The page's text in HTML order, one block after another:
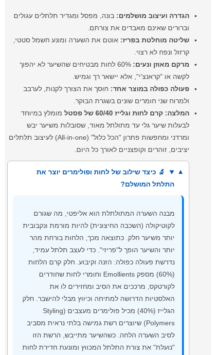
הגדרה ועיצוב מושלמים: בונה, מפסל ומגדיר תלתלים עגולים
וברורים שאינם מאבדים את צורתם.
שליטה מוחלטת בפריז: אוטם את השערה ומונע חשמל סטטי,
קרזול ונפח לא רצוי.
מרקם מאוזן ונעים:
60% לחות מבטיחים שהשיער לא יהפוך
לקשה או "קראנצ'י", אלא יישאר רך וגמיש.
פעולה כפולה במוצר אחד: חוסך את הצורך לקנות, לערבב
ולמרוח שני חומרים שונים בשגרת הבוקר.
המלצה:קרם לחות וגלייז 60/40 של פסטל
מומלץ במיוחד
לבעלות שיער גלי עד מתולתל מאוד, שסובלות משיער יבש
ומרדני ומחפשות פתרון "הכל כלול" (All-in-one) לעיצוב תלתלים
יציבים, זוהרים וקופצניים לאורך כל היום.
🔬 כיצד שילוב של לחות ופולימרים יוצר את
התלתל המושלם?
מבנה השערה המתולתלת הוא אליפטי, מה שגורם
לקוטיקולה (השכבה החיצונית) להיות מורמת ונקבובית
יותר משיער חלק. כתוצאה מכך, הלחות בורחת מהר
יותר והשיער הופך ל"פריזי". כדי לעצב תלתל עמיד,
נדרשת פעולה כפולה: הזנה וקיבוע. חלק קרם הלחות
(60%) מספק Emollients וחומרי לחות שחודרים
לקורטקס, מרככים את הסיב ומחזירים לו את
האלסטיות הדרושה למתיחה וכיווץ מבלי להישבר. חלק
הגלייז (40%) מכיל פולימרים מעצבים (Styling
Polymers) שיוצרים רשת גמישה בלתי נראית מסביב
לסיב השערה הלחה. כשהשיער מתייבש, הרשת הזו
"נועלת" את צורת התלתל המכווץ ומונעת חדירת לחות